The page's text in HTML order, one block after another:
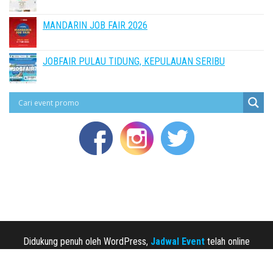
MANDARIN JOB FAIR 2026
JOBFAIR PULAU TIDUNG, KEPULAUAN SERIBU
Didukung penuh oleh WordPress, Jadwal Event telah online